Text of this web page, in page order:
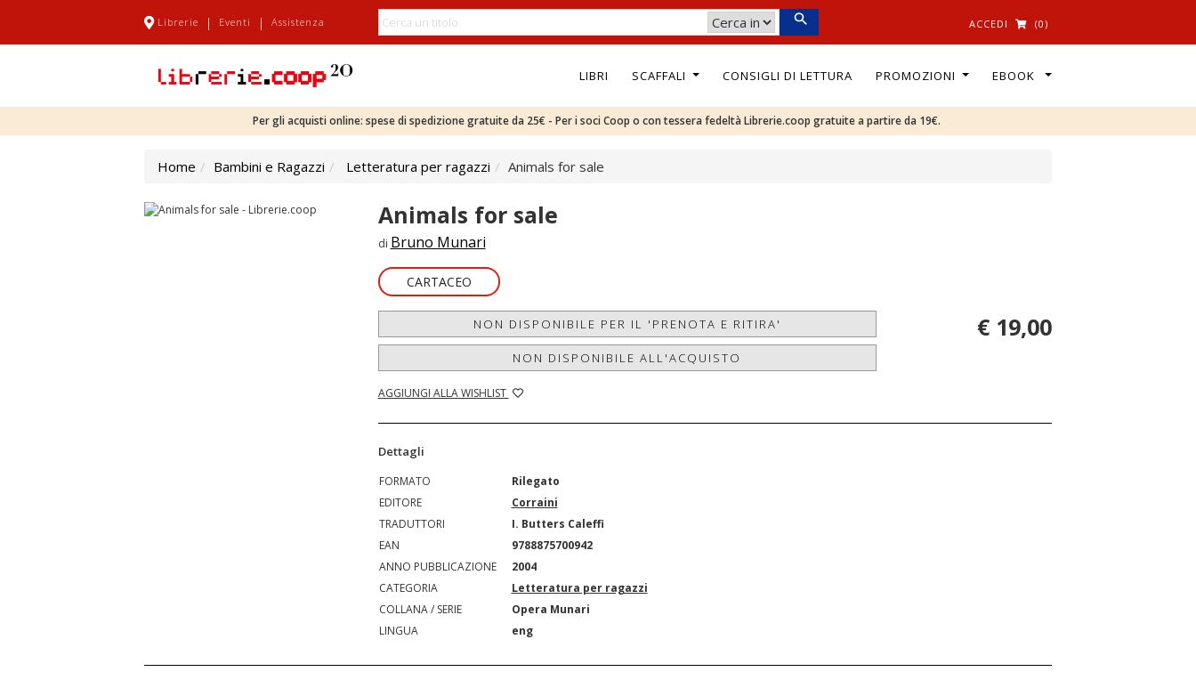
Librerie | Eventi | Assistenza ACCEDI (0)
LIBRI SCAFFALI CONSIGLI DI LETTURA PROMOZIONI EBOOK
Per gli acquisti online: spese di spedizione gratuite da 25€ - Per i soci Coop o con tessera fedeltà Librerie.coop gratuite a partire da 19€.
Home Bambini e Ragazzi Letteratura per ragazzi Animals for sale
Animals for sale
di Bruno Munari
CARTACEO
NON DISPONIBILE PER IL 'PRENOTA E RITIRA'
NON DISPONIBILE ALL'ACQUISTO
AGGIUNGI ALLA WISHLIST
€ 19,00
Dettagli
FORMATO
Rilegato
EDITORE
Corraini
TRADUTTORI
I. Butters Caleffi
EAN
9788875700942
ANNO PUBBLICAZIONE
2004
CATEGORIA
Letteratura per ragazzi
COLLANA / SERIE
Opera Munari
LINGUA
eng